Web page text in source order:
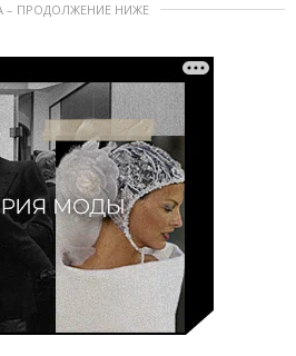
– ПРОДОЛЖЕНИЕ НИЖЕ